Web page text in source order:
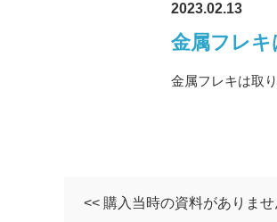
2023.02.13
金属フレキ
金属フレキは取
<< 購入当時の資料がありま